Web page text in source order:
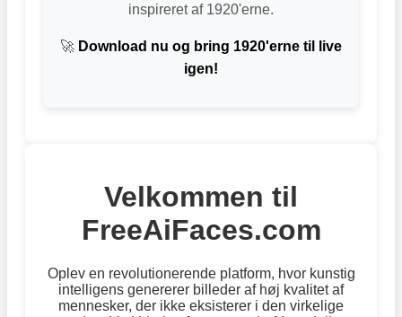
inspireret af 1920'erne.
🚀 Download nu og bring 1920'erne til live
igen!
Velkommen til
FreeAiFaces.com
Oplev en revolutionerende platform, hvor kunstig
intelligens genererer billeder af høj kvalitet af
mennesker, der ikke eksisterer i den virkelige